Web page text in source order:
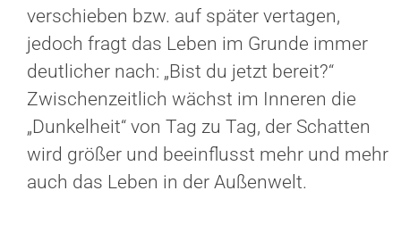
verschieben bzw. auf später vertagen,
jedoch fragt das Leben im Grunde immer
deutlicher nach: „Bist du jetzt bereit?“
Zwischenzeitlich wächst im Inneren die
„Dunkelheit“ von Tag zu Tag, der Schatten
wird größer und beeinflusst mehr und mehr
auch das Leben in der Außenwelt.